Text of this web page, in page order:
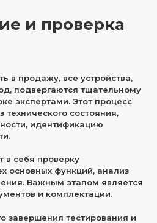
и проверка
в продажу, все устройства,
подвергаются тщательному
экспертами. Этот процесс
технического состояния,
идентификацию
в себя проверку
основных функций, анализ
Важным этапом является
и комплектации.
завершения тестирования и